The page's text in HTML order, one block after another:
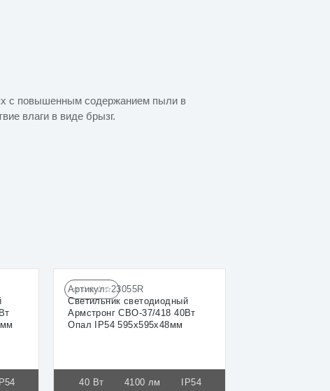
с повышенным содержанием пыли в
влаги в виде брызг.
IP54
☆☆☆☆☆
Артикул:23055R
Светильник светодиодный
Армстронг СВО-37/418 40Вт
Опал IP54 595х595х48мм
40 Вт 4100 лм
IP54